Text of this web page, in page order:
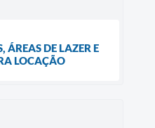
ÁREAS DE LAZER E
LOCAÇÃO